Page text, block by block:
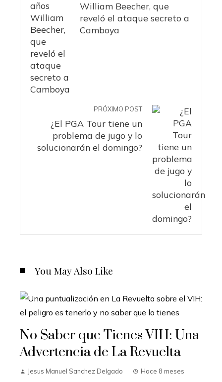
William Beecher, que
reveló el ataque secreto a
Camboya
PRÓXIMO POST
¿El PGA Tour tiene un
problema de jugo y lo
solucionarán el domingo?
You May Also Like
No Saber que Tienes VIH: Una
Advertencia de La Revuelta
Jesus Manuel Sanchez Delgado Hace 8 meses